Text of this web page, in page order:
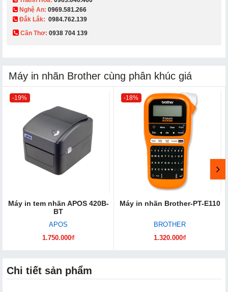
Nghệ An: 0969.581.266
Đắk Lắk: 0984.762.139
Cần Thơ: 0938 704 139​
Máy in nhãn Brother cùng phân khúc giá
-19%
Máy in tem nhãn APOS 420B-
BT
APOS
1.750.000₫
-18%
Máy in nhãn Brother-PT-E110
BROTHER
1.320.000₫
Chi tiết sản phẩm